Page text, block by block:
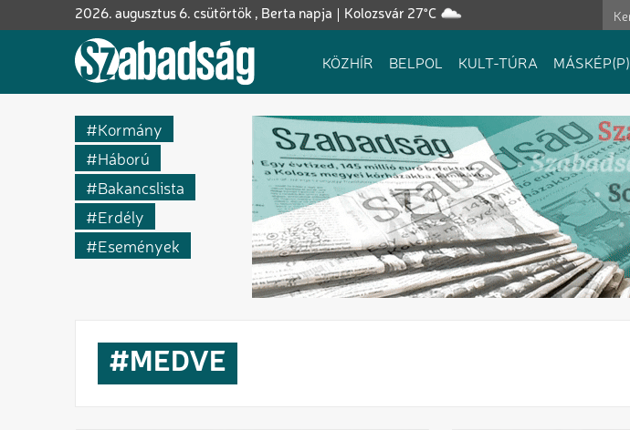
a
Kolozsvár 27°C
2026. augusztus 6. csütörtök , Berta napja
Fő
KÖZHÍR BELPOL KULT-TÚRA MÁSKÉP(P)
Kormány
Háború
Bakancslista
Erdély
Események
MEDVE